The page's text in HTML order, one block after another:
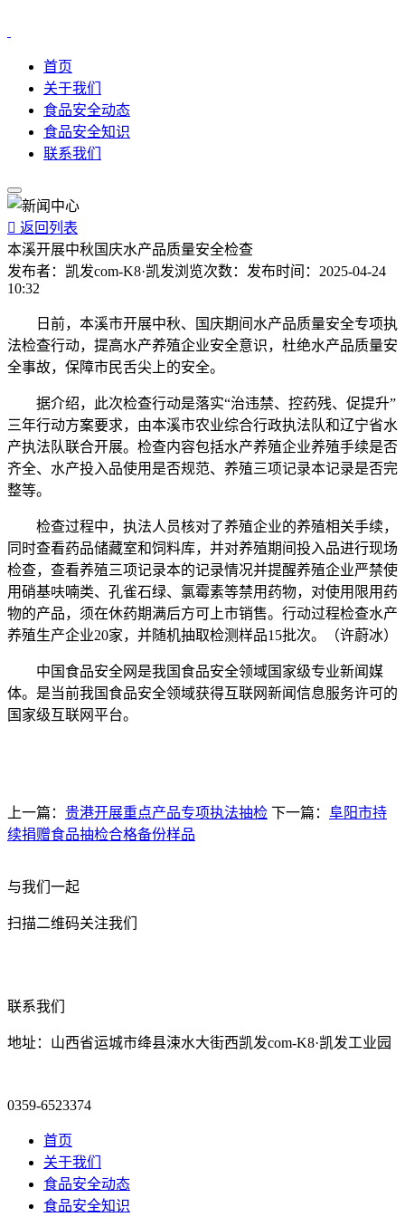
首页
关于我们
食品安全动态
食品安全知识
联系我们
 返回列表
本溪开展中秋国庆水产品质量安全检查
发布者： 凯发com-K8·凯发浏览次数： 发布时间： 2025-04-24
10:32
日前，本溪市开展中秋、国庆期间水产品质量安全专项执
法检查行动，提高水产养殖企业安全意识，杜绝水产品质量安
全事故，保障市民舌尖上的安全。
据介绍，此次检查行动是落实“治违禁、控药残、促提升”
三年行动方案要求，由本溪市农业综合行政执法队和辽宁省水
产执法队联合开展。检查内容包括水产养殖企业养殖手续是否
齐全、水产投入品使用是否规范、养殖三项记录本记录是否完
整等。
检查过程中，执法人员核对了养殖企业的养殖相关手续，
同时查看药品储藏室和饲料库，并对养殖期间投入品进行现场
检查，查看养殖三项记录本的记录情况并提醒养殖企业严禁使
用硝基呋喃类、孔雀石绿、氯霉素等禁用药物，对使用限用药
物的产品，须在休药期满后方可上市销售。行动过程检查水产
养殖生产企业20家，并随机抽取检测样品15批次。（许蔚冰）
中国食品安全网是我国食品安全领域国家级专业新闻媒
体。是当前我国食品安全领域获得互联网新闻信息服务许可的
国家级互联网平台。
上一篇： 贵港开展重点产品专项执法抽检 下一篇： 阜阳市持
续捐赠食品抽检合格备份样品
与我们一起
扫描二维码关注我们
联系我们
地址：山西省运城市绛县涑水大街西凯发com-K8·凯发工业园
0359-6523374
首页
关于我们
食品安全动态
食品安全知识